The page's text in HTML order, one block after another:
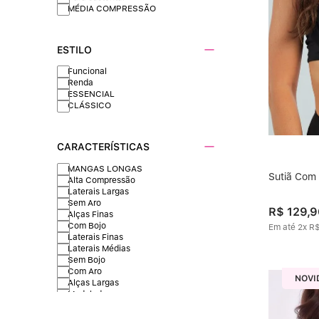
MÉDIA COMPRESSÃO
ESTILO
Funcional
Renda
ESSENCIAL
CLÁSSICO
CARACTERÍSTICAS
MANGAS LONGAS
Alta Compressão
Laterais Largas
Sem Aro
Alças Finas
Com Bojo
Laterais Finas
Laterais Médias
Sem Bojo
Com Aro
Alças Largas
Modeladora
Sutiã Com
R$ 129,
Em até 2x R$